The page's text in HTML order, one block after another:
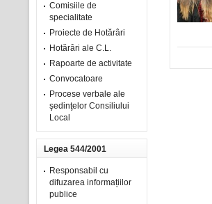
Comisiile de
specialitate
Proiecte de Hotărâri
Hotărâri ale C.L.
Rapoarte de activitate
Convocatoare
Procese verbale ale
şedinţelor Consiliului
Local
Legea 544/2001
Responsabil cu
difuzarea informațiilor
publice